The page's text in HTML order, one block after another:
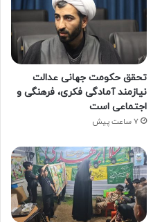
تحقق حکومت جهانی عدالت
نیازمند آمادگی فکری، فرهنگی و
اجتماعی است
7 ساعت پیش